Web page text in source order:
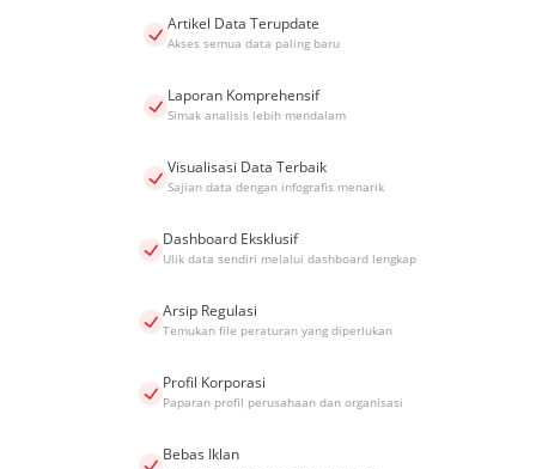
Artikel Data Terupdate
Akses semua data paling baru
Laporan Komprehensif
Simak analisis lebih mendalam
Visualisasi Data Terbaik
Sajian data dengan infografis menarik
Dashboard Eksklusif
Ulik data sendiri melalui dashboard lengkap
Arsip Regulasi
Temukan file peraturan yang diperlukan
Profil Korporasi
Paparan profil perusahaan dan organisasi
Bebas Iklan